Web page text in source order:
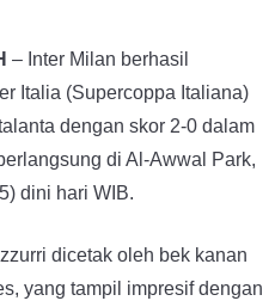
– Inter Milan berhasil
Italia (Supercoppa Italiana)
dengan skor 2-0 dalam
di Al-Awwal Park,
dini hari WIB.
dicetak oleh bek kanan
yang tampil impresif dengan